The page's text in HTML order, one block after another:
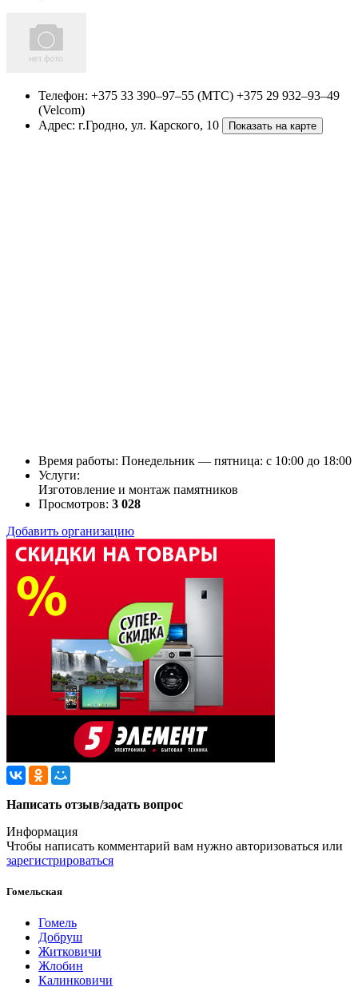
Телефон: +375 33 390–97–55 (МТС) +375 29 932–93–49
(Velcom)
Адрес: г.Гродно, ул. Карского, 10
Время работы: Понедельник — пятница: c 10:00 до 18:00
Услуги:
Изготовление и монтаж памятников
Просмотров: 3 028
Добавить организацию
Написать отзыв/задать вопрос
Информация
Чтобы написать комментарий вам нужно авторизоваться или
зарегистрироваться
Гомельская
Гомель
Добруш
Житковичи
Жлобин
Калинковичи